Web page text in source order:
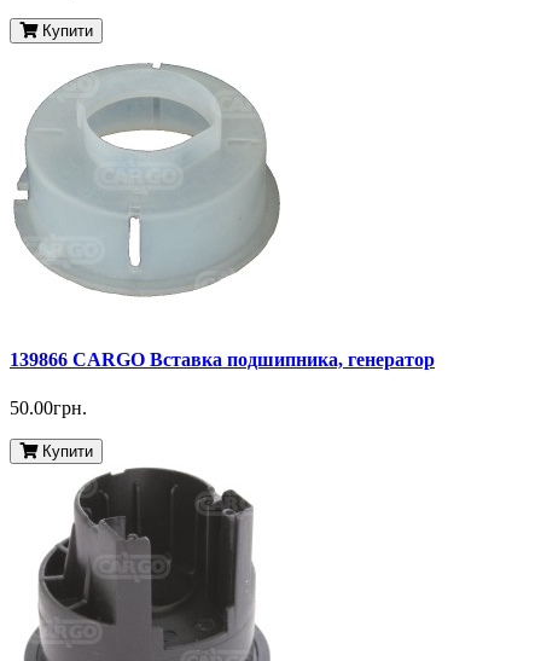
Купити
139866 CARGO Вставка подшипника, генератор
50.00грн.
Купити